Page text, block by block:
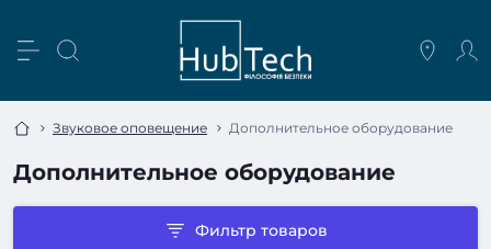
Звуковое оповещение Дополнительное оборудование
Дополнительное оборудование
Фильтр товаров